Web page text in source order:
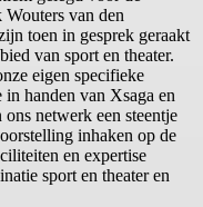
van den
toen in gesprek geraakt
van sport en theater.
eigen specifieke
handen van Xsaga en
netwerk een steentje
inhaken op de
en expertise
sport en theater en